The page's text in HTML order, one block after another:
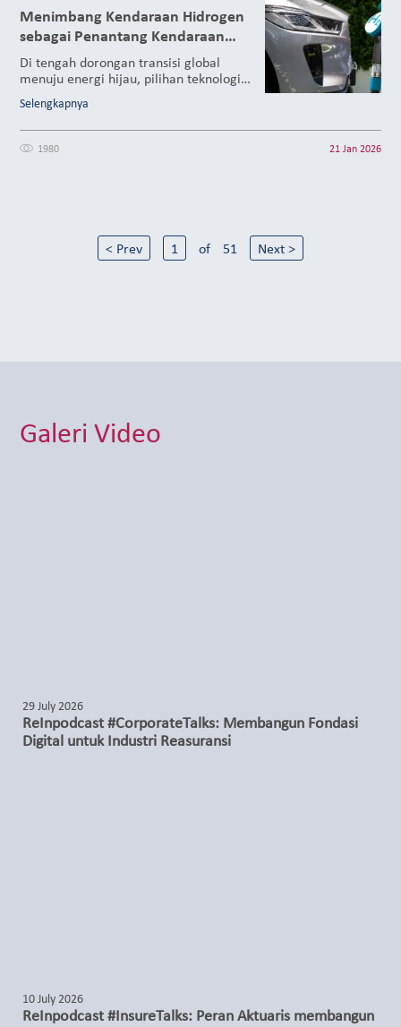
Menimbang Kendaraan Hidrogen
sebagai Penantang Kendaraan
Listrik
Di tengah dorongan transisi global
menuju energi hijau, pilihan teknologi
perdebatan yang semakin relevan. Fuel
Cell Electric Vehicle (FCEV) atau
kendaraan berbasis hidrogen mulai
Selengkapnya
1980 21 Jan 2026
< Prev 1 of 51 Next >
Galeri Video
29 July 2026
ReInpodcast #CorporateTalks: Membangun Fondasi
Digital untuk Industri Reasuransi
10 July 2026
ReInpodcast #InsureTalks: Peran Aktuaris membangun